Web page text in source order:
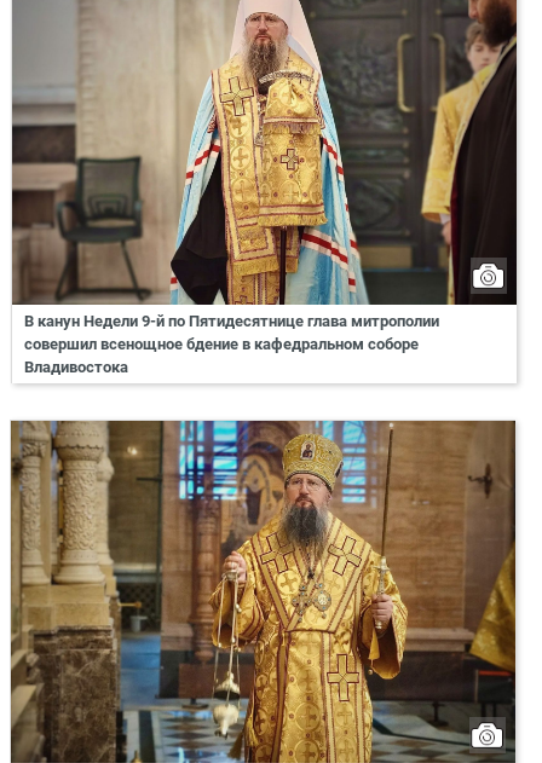
В канун Недели 9-й по Пятидесятнице глава митрополии
совершил всенощное бдение в кафедральном соборе
Владивостока